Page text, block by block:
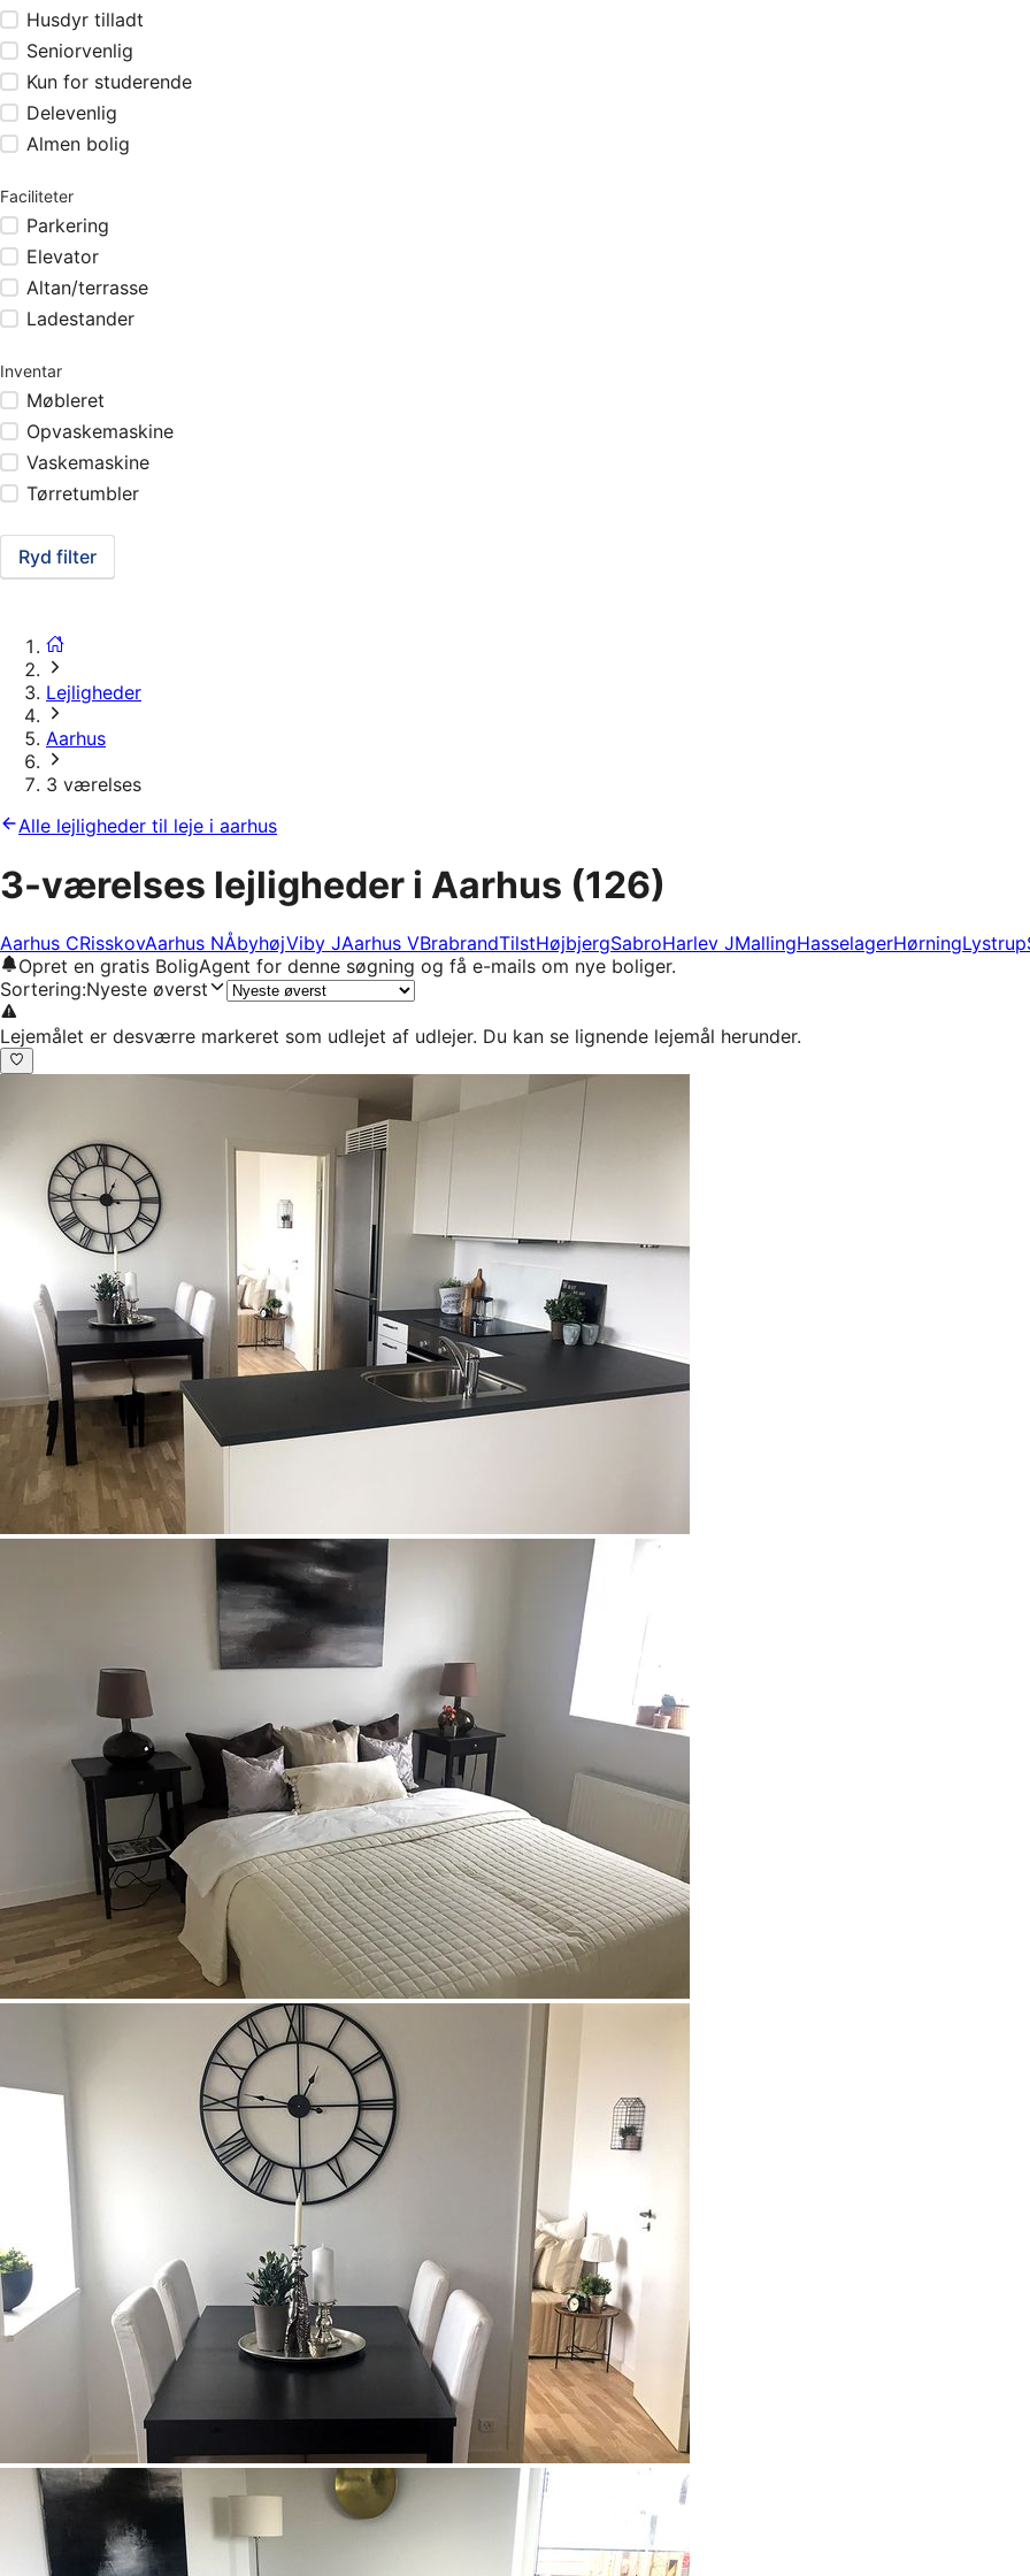
Husdyr tilladt
Seniorvenlig
Kun for studerende
Delevenlig
Almen bolig
Faciliteter
Parkering
Elevator
Altan/terrasse
Ladestander
Inventar
Møbleret
Opvaskemaskine
Vaskemaskine
Tørretumbler
Ryd filter
Lejligheder
Aarhus
3 værelses
Alle lejligheder til leje i aarhus
3-værelses lejligheder i Aarhus (126)
Aarhus CRisskovAarhus NÅbyhøjViby JAarhus VBrabrandTilstHøjbjergSabroHarlev JMallingHasselagerHørningLystrup
Opret en gratis BoligAgent for denne søgning og få e-mails om nye boliger.
Sortering:Nyeste øverst
Lejemålet er desværre markeret som udlejet af udlejer. Du kan se lignende lejemål herunder.